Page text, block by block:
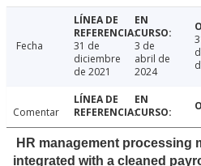
Fecha
31 de
diciembre
de 2021
3 de
abril de
2024
Comentar
HR management processing
integrated with a cleaned